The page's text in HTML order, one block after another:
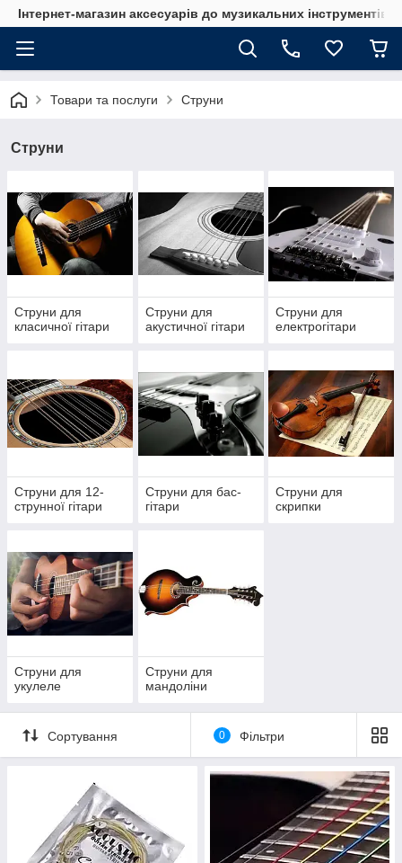
Інтернет-магазин аксесуарів до музикальних інструментів
Товари та послуги Струни
Струни
Струни для
класичної гітари
Струни для
акустичної гітари
Струни для
електрогітари
Струни для 12-
струнної гітари
Струни для бас-
гітари
Струни для
скрипки
Струни для
укулеле
Струни для
мандоліни
Сортування 0 Фільтри